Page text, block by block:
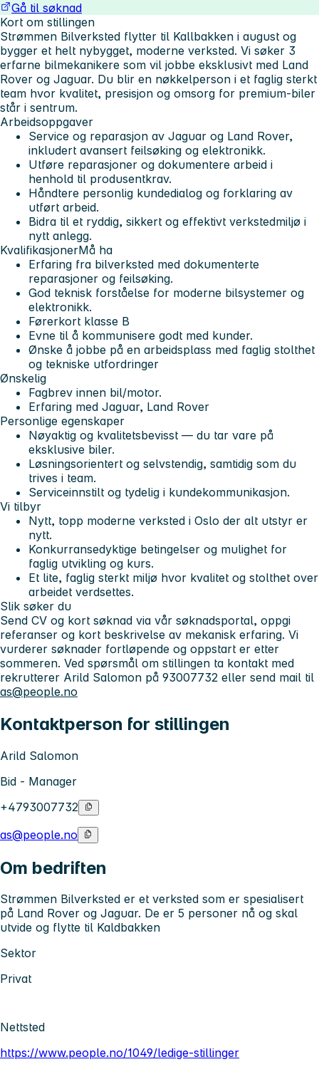
Gå til søknad
Kort om stillingen
Strømmen Bilverksted flytter til Kallbakken i august og
bygger et helt nybygget, moderne verksted. Vi søker 3
erfarne bilmekanikere som vil jobbe eksklusivt med Land
Rover og Jaguar. Du blir en nøkkelperson i et faglig sterkt
team hvor kvalitet, presisjon og omsorg for premium‑biler
står i sentrum.
Arbeidsoppgaver
Service og reparasjon av Jaguar og Land Rover,
inkludert avansert feilsøking og elektronikk.
Utføre reparasjoner og dokumentere arbeid i
henhold til produsentkrav.
Håndtere personlig kundedialog og forklaring av
utført arbeid.
Bidra til et ryddig, sikkert og effektivt verkstedmiljø i
nytt anlegg.
KvalifikasjonerMå ha
Erfaring fra bilverksted med dokumenterte
reparasjoner og feilsøking.
God teknisk forståelse for moderne bilsystemer og
elektronikk.
Førerkort klasse B
Evne til å kommunisere godt med kunder.
Ønske å jobbe på en arbeidsplass med faglig stolthet
og tekniske utfordringer
Ønskelig
Fagbrev innen bil/motor.
Erfaring med Jaguar, Land Rover
Personlige egenskaper
Nøyaktig og kvalitetsbevisst — du tar vare på
eksklusive biler.
Løsningsorientert og selvstendig, samtidig som du
trives i team.
Serviceinnstilt og tydelig i kundekommunikasjon.
Vi tilbyr
Nytt, topp moderne verksted i Oslo der alt utstyr er
nytt.
Konkurransedyktige betingelser og mulighet for
faglig utvikling og kurs.
Et lite, faglig sterkt miljø hvor kvalitet og stolthet over
arbeidet verdsettes.
Slik søker du
Send CV og kort søknad via vår søknadsportal, oppgi
referanser og kort beskrivelse av mekanisk erfaring. Vi
vurderer søknader fortløpende og oppstart er etter
sommeren. Ved spørsmål om stillingen ta kontakt med
rekrutterer Arild Salomon på 93007732 eller send mail til
as@people.no
Kontaktperson for stillingen
Arild Salomon
Bid - Manager
+4793007732
as@people.no
Om bedriften
Strømmen Bilverksted er et verksted som er spesialisert
på Land Rover og Jaguar. De er 5 personer nå og skal
utvide og flytte til Kaldbakken
Sektor
Privat
Nettsted
https://www.people.no/1049/ledige-stillinger